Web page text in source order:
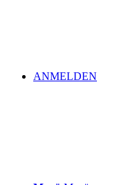
ANMELDEN